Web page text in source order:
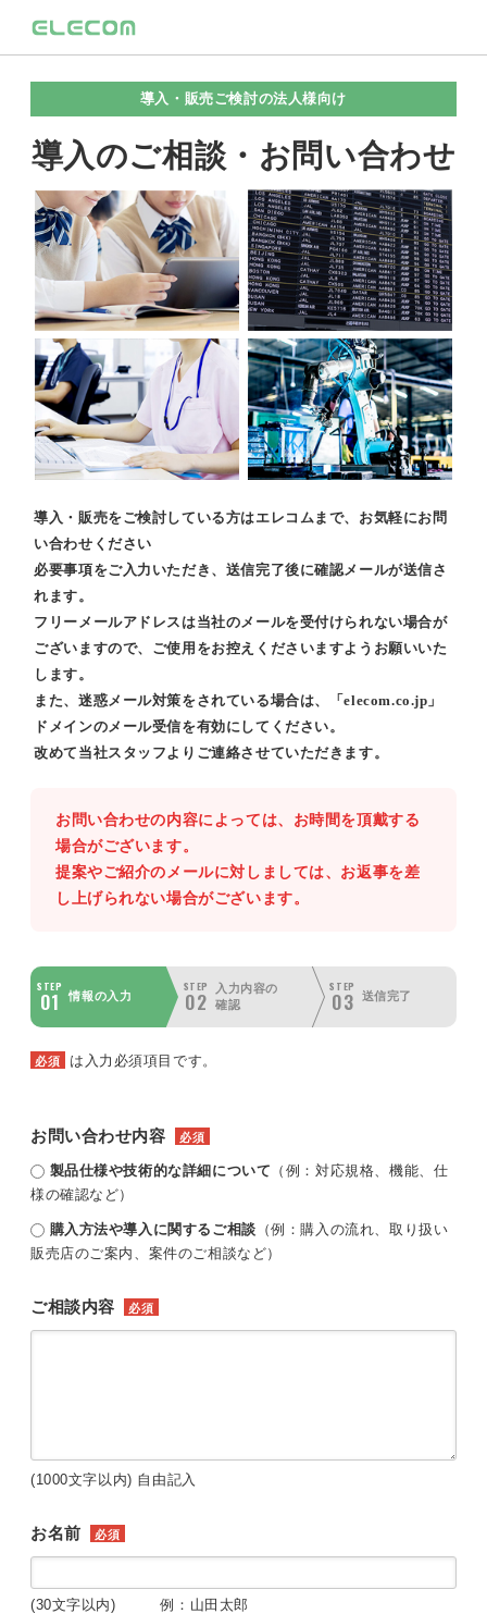
導入・販売ご検討の法人様向け
導入のご相談・お問い合わせ
導入・販売をご検討している方はエレコムまで、お気軽にお問
い合わせください
必要事項をご入力いただき、送信完了後に確認メールが送信さ
れます。
フリーメールアドレスは当社のメールを受付けられない場合が
ございますので、ご使用をお控えくださいますようお願いいた
します。
また、迷惑メール対策をされている場合は、「elecom.co.jp」
ドメインのメール受信を有効にしてください。
改めて当社スタッフよりご連絡させていただきます。
お問い合わせの内容によっては、お時間を頂戴する
場合がございます。
提案やご紹介のメールに対しましては、お返事を差
し上げられない場合がございます。
STEP
01 情報の入力
STEP
02
入力内容の
確認
STEP
03 送信完了
必須 は入力必須項目です。
お問い合わせ内容 必須
製品仕様や技術的な詳細について （例：対応規格、機能、仕
様の確認など）
購入方法や導入に関するご相談 （例：購入の流れ、取り扱い
販売店のご案内、案件のご相談など）
ご相談内容 必須
(1000文字以内) 自由記入
お名前 必須
(30文字以内) 例：山田太郎